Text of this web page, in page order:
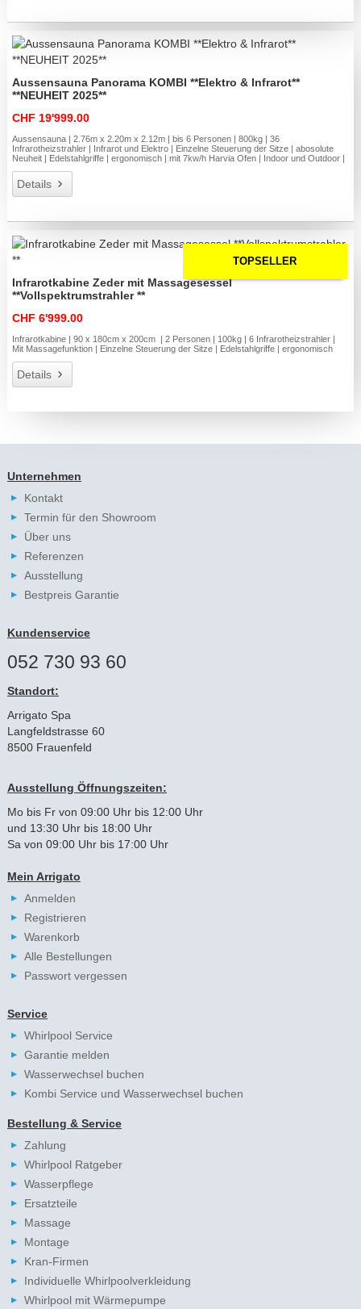
Aussensauna Panorama KOMBI **Elektro & Infrarot**
**NEUHEIT 2025**
CHF 19'999.00
Aussensauna | 2.76m x 2.20m x 2.12m | bis 6 Personen | 800kg | 36
Infrarotheizstrahler | Infrarot und Elektro | Einzelne Steuerung der Sitze | abosolute
Neuheit | Edelstahlgriffe | ergonomisch | mit 7kw/h Harvia Ofen | Indoor und Outdoor |
Details
TOPSELLER
Infrarotkabine Zeder mit Massagesessel
**Vollspektrumstrahler **
CHF 6'999.00
Infrarotkabine | 90 x 180cm x 200cm | 2 Personen | 100kg | 6 Infrarotheizstrahler |
Mit Massagefunktion | Einzelne Steuerung der Sitze | Edelstahlgriffe | ergonomisch
Details
Unternehmen
Kontakt
Termin für den Showroom
Über uns
Referenzen
Ausstellung
Bestpreis Garantie
Kundenservice
052 730 93 60
Standort:
Arrigato Spa
Langfeldstrasse 60
8500 Frauenfeld
Ausstellung Öffnungszeiten:
Mo bis Fr von 09:00 Uhr bis 12:00 Uhr
und 13:30 Uhr bis 18:00 Uhr
Sa von 09:00 Uhr bis 17:00 Uhr
Mein Arrigato
Anmelden
Registrieren
Warenkorb
Alle Bestellungen
Passwort vergessen
Service
Whirlpool Service
Garantie melden
Wasserwechsel buchen
Kombi Service und Wasserwechsel buchen
Bestellung & Service
Zahlung
Whirlpool Ratgeber
Wasserpflege
Ersatzteile
Massage
Montage
Kran-Firmen
Individuelle Whirlpoolverkleidung
Whirlpool mit Wärmepumpe